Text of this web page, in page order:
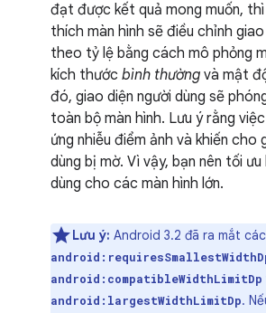
đạt được kết quả mong muốn,
thích màn hình sẽ điều chỉnh
theo tỷ lệ bằng cách mô phỏng
kích thước bình thường và mật
đó, giao diện người dùng sẽ
toàn bộ màn hình. Lưu ý rằng
ứng nhiễu điểm ảnh và khiến cho
dùng bị mờ. Vì vậy, bạn nên tối
dùng cho các màn hình lớn.
Lưu ý: Android 3.2 đã ra mắt
android:compatibleWidthLimitDp
android:largestWidthLimitDp.